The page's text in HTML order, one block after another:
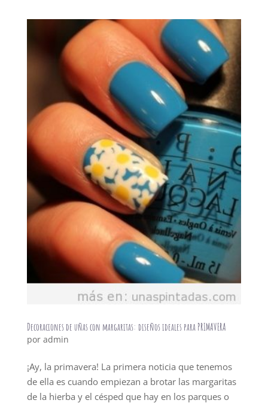
Decoraciones de uñas con margaritas: diseños ideales para PRIMAVERA
por admin
¡Ay, la primavera! La primera noticia que tenemos
de ella es cuando empiezan a brotar las margaritas
de la hierba y el césped que hay en los parques o